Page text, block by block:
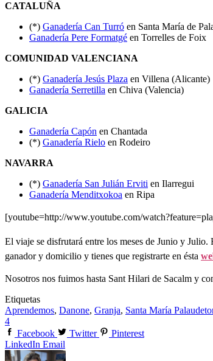
CATALUÑA
(*) Ganadería Can Turró en Santa María de
Ganadería Pere Formatgé en Torrelles de Foix
COMUNIDAD VALENCIANA
(*) Ganadería Jesús Plaza en Villena (Alicante)
Ganadería Serretilla en Chiva (Valencia)
GALICIA
Ganadería Capón en Chantada
(*) Ganadería Rielo en Rodeiro
NAVARRA
(*) Ganadería San Julián Erviti en Ilarregui
Ganadería Menditxokoa en Ripa
[youtube=http://www.youtube.com/
El viaje se disfrutará entre los meses de Junio y
ganador y domicilio y tienes que registrarte en ésta
Nosotros nos fuimos hasta Sant Hilari de Sacalm y
Etiquetas
Aprendemos, Danone, Granja, Santa María
4
Facebook
Twitter
Pinterest
LinkedIn Email